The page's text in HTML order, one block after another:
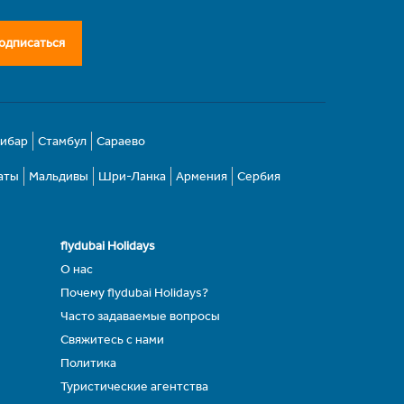
Стамбул Сараево
Мальдивы Шри-Ланка Армения Сербия
flydubai Holidays
О нас
Почему flydubai Holidays?
Часто задаваемые вопросы
Свяжитесь с нами
Политика
Туристические агентства